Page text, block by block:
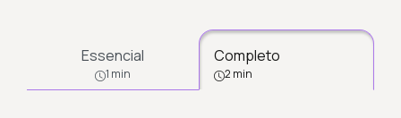
Essencial
1 min
Completo
2 min